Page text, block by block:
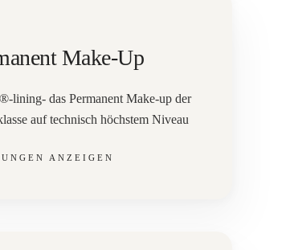
Make-Up
lining- das Permanent Make-up der
auf technisch höchstem Niveau
ANZEIGEN